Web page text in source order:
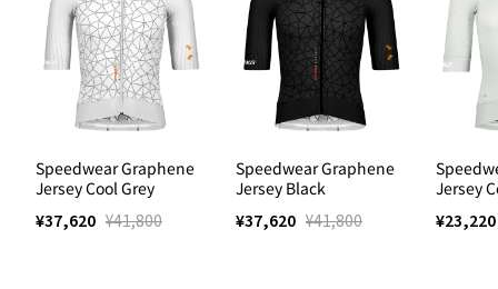
身長 (cm) 体重(kg)
Speedwear Graphene
Jersey Cool Grey
¥37,620 ¥41,800
Speedwear Graphene
Jersey Black
¥37,620 ¥41,800
Jersey
¥23,220